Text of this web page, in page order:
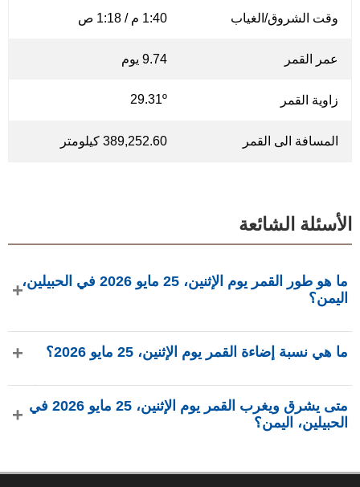
وقت الشروق/الغياب 1:40 م / 1:18 ص
عمر القمر 9.74 يوم
زاوية القمر 29.31º
المسافة الى القمر 389,252.60 كيلومتر
الأسئلة الشائعة
ما هو طور القمر يوم الإثنين، 25 مايو 2026 في الحبيلين،
اليمن؟
أحدب متزايد بإضاءة 74.03%، عمره 9.74 يومًا، ويقع في كوكبة ما هي نسبة إضاءة القمر يوم الإثنين، 25 مايو 2026؟
phasesmoon.com.
متى يشرق ويغرب القمر يوم الإثنين، 25 مايو 2026 في
الحبيلين، اليمن؟